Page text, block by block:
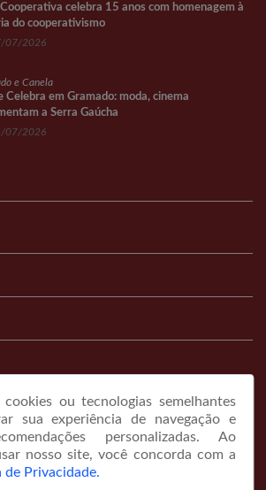
celebra 15 anos com homenagem à
do cooperativismo
07/2026
e Canela
Celebra em Gramado: moda, cinema
a Serra Gaúcha
07/2026
cookies ou tecnologias semelhantes
sua experiência de navegação e
personalizadas. Ao
nosso site, você concorda com a
de Privacidade.